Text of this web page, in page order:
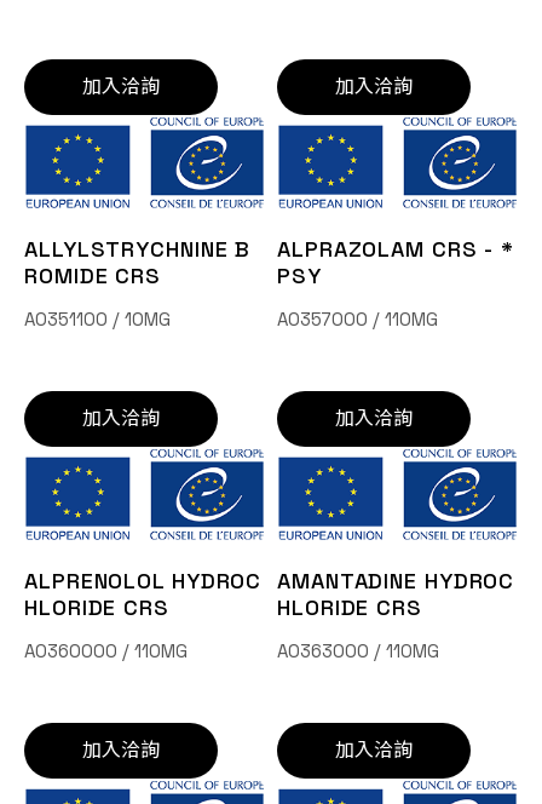
加入洽詢 加入洽詢
ALLYLSTRYCHNINE B
ROMIDE CRS
A0351100 / 10MG
加入洽詢
ALPRAZOLAM CRS - *
PSY
A0357000 / 110MG
加入洽詢
ALPRENOLOL HYDROC
HLORIDE CRS
A0360000 / 110MG
加入洽詢
AMANTADINE HYDROC
HLORIDE CRS
A0363000 / 110MG
加入洽詢